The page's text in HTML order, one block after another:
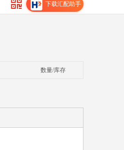
下载汇配助手
数量/库存